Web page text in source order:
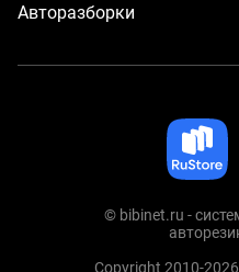
Авторазборки
© bibinet.ru -
Copyright 2010-